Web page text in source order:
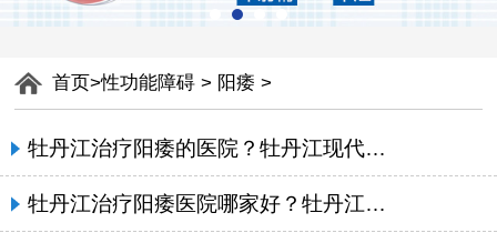
首页>性功能障碍 > 阳痿 >
牡丹江治疗阳痿的医院？牡丹江现代泌尿男科医院
牡丹江治疗阳痿医院哪家好？牡丹江现代泌尿医院